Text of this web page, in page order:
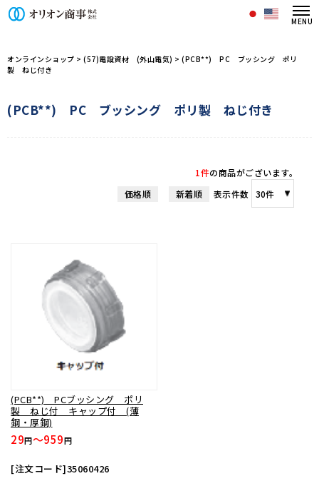
オリオン商事株式会社/商品一覧ペー
オンラインショップ > (57)電設資材 (外山電気) > (PCB**) PC ブッシング ポリ
製 ねじ付き
(PCB**) PC ブッシング ポリ製 ねじ付き
1件の商品がございます。
価格順
新着順 表示件数
(PCB**) PCブッシング ポリ
製 ねじ付 キャップ付 (薄
鋼・厚鋼)
29円～959円
[注文コード]35060426